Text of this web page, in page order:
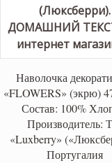
Наволочка
«FLOWERS» (экрю)
Состав: 100%
Производитель:
«Luxberry»
Португалия